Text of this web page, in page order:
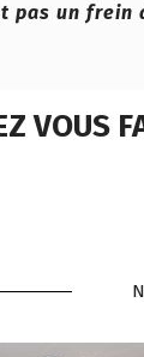
pas un frein
VOUS